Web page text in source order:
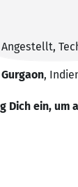
Angestellt,
Gurgaon,
Dich ein, um